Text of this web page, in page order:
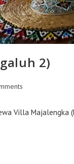
2)
Villa